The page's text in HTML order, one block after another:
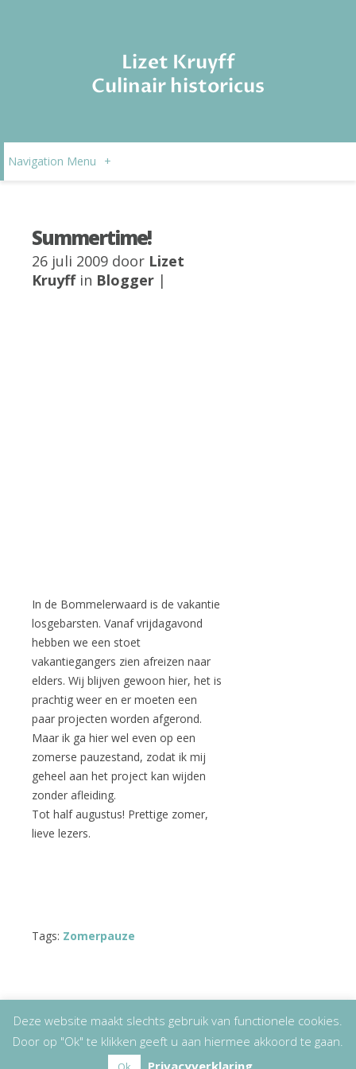
Lizet Kruyff
Culinair historicus
Navigation Menu +
Summertime!
26 juli 2009 door Lizet
Kruyffin Blogger |
In de Bommelerwaard is de vakantie
losgebarsten. Vanaf vrijdagavond
hebben we een stoet
vakantiegangers zien afreizen naar
elders. Wij blijven gewoon hier, het is
prachtig weer en er moeten een
paar projecten worden afgerond.
Maar ik ga hier wel even op een
zomerse pauzestand, zodat ik mij
geheel aan het project kan wijden
zonder afleiding.
Tot half augustus! Prettige zomer,
lieve lezers.
Tags: Zomerpauze
Copyright© 2026Lizet Kruyff| Disclaimer
Deze website maakt slechts gebruik van functionele cookies.
Door op "Ok" te klikken geeft u aan hiermee akkoord te gaan.
Privacyverklaring